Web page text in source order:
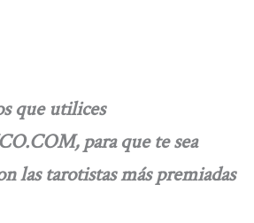
que utilices
para que te sea
las tarotistas más premiadas